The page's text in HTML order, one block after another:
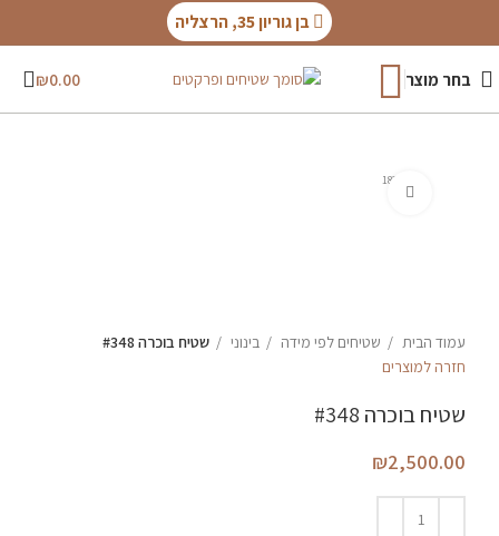
בן גוריון 35, הרצליה
בחר מוצר ₪0.00
182X134
עמוד הבית שטיחים לפי מידה בינוני
שטיח בוכרה #348
חזרה למוצרים
שטיח בוכרה #348
₪2,500.00